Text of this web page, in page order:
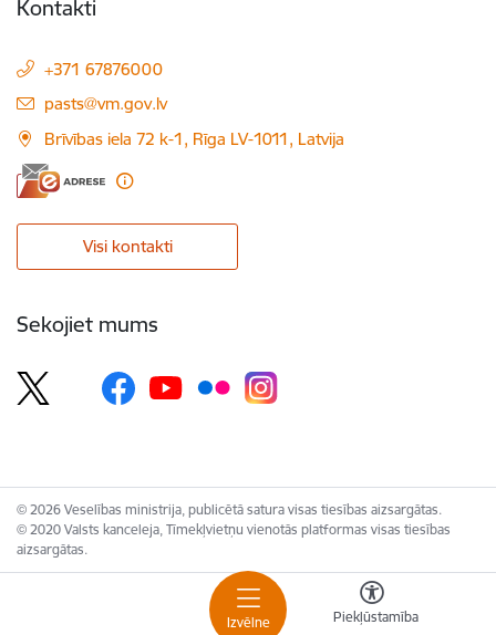
Izvēlne Piekļūstamība
Kontakti
+371 67876000
E-pasts:
pasts@vm.gov.lv
Brīvības iela 72 k-1, Rīga LV-1011, Latvija
Visi kontakti
Sekojiet mums
© 2026 Veselības ministrija, publicētā satura visas tiesības aizsargātas.
© 2020 Valsts kanceleja, Tīmekļvietņu vienotās platformas visas tiesības
aizsargātas.